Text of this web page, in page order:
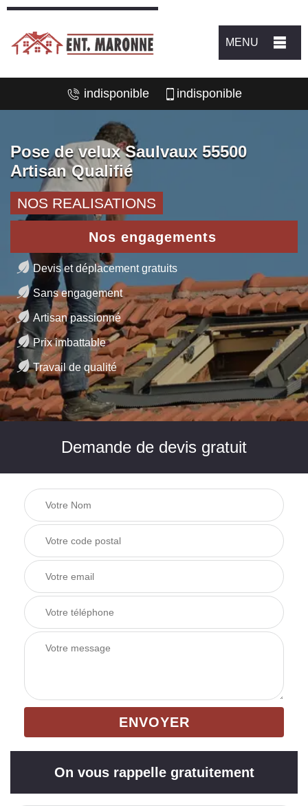
MENU
indisponible indisponible
Pose de velux Saulvaux 55500
Artisan Qualifié
NOS REALISATIONS
Nos engagements
Devis et déplacement gratuits
Sans engagement
Artisan passionné
Prix imbattable
Travail de qualité
Demande de devis gratuit
On vous rappelle gratuitement